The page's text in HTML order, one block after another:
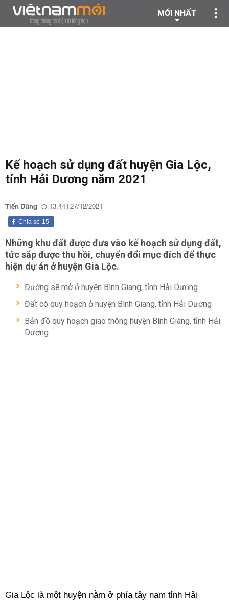
MỚI NHẤT
Kế hoạch sử dụng đất huyện Gia Lộc,
tỉnh Hải Dương năm 2021
Tiến Dũng 13:44 | 27/12/2021
15
Chia sẻ
Những khu đất được đưa vào kế hoạch sử dụng đất,
tức sắp được thu hồi, chuyển đổi mục đích để thực
hiện dự án ở huyện Gia Lộc.
Đường sẽ mở ở huyện Bình Giang, tỉnh Hải Dương
Đất có quy hoạch ở huyện Bình Giang, tỉnh Hải Dương
Bản đồ quy hoạch giao thông huyện Bình Giang, tỉnh Hải
Dương
Gia Lộc là một huyện nằm ở phía tây nam tỉnh Hải